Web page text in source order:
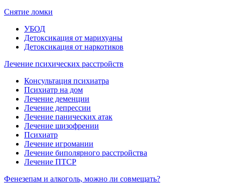
Снятие ломки
УБОД
Детоксикация от марихуаны
Детоксикация от наркотиков
Лечение психических расстройств
Консультация психиатра
Психиатр на дом
Лечение деменции
Лечение депрессии
Лечение панических атак
Лечение шизофрении
Психиатр
Лечение игромании
Лечение биполярного расстройства
Лечение ПТСР
Фенезепам и алкоголь, можно ли совмещать?